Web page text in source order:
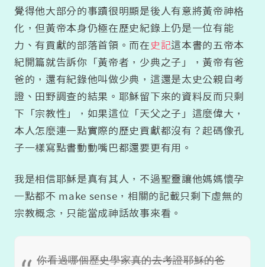
覺得他大部分的事蹟很明顯是後人有意將黃帝神格
化，但黃帝本身仍極在歷史紀錄上仍是一位有能
力、有貢獻的部落首領。而在 史記這本書的五帝本
紀開篇就告訴你「黃帝者，少典之子」，黃帝有爸
爸的，還有紀錄他叫做少典，這還是太史公親自考
證、田野調查的結果。耶穌留下來的資料反而只剩
下「宗教性」，如果這位「天父之子」這麼偉大，
本人怎麼連一點實際的歷史貢獻都沒有？起碼像孔
子一樣寫點書動動嘴巴都還要更有用。
我是相信耶穌是真有其人，不過聖靈讓他媽媽懷孕
一點都不 make sense，相關的記載只剩下虛無的
宗教概念，只能當成神話故事來看。
你看過哪個歷史學家真的去考證耶穌的爸